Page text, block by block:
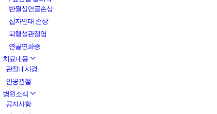
반월상연골손상
십자인대 손상
퇴행성관절염
연골연화증
치료내용
관절내시경
인공관절
병원소식
공지사항